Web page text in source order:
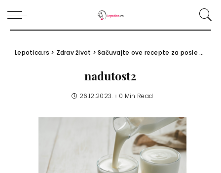
Lepotica.rs > Zdrav život >Sačuvajte ove recepte za posle praznika: Kako se rešiti nadutosti posle obilne trpeze?
nadutost2
26.12.2023. 0 Min Read